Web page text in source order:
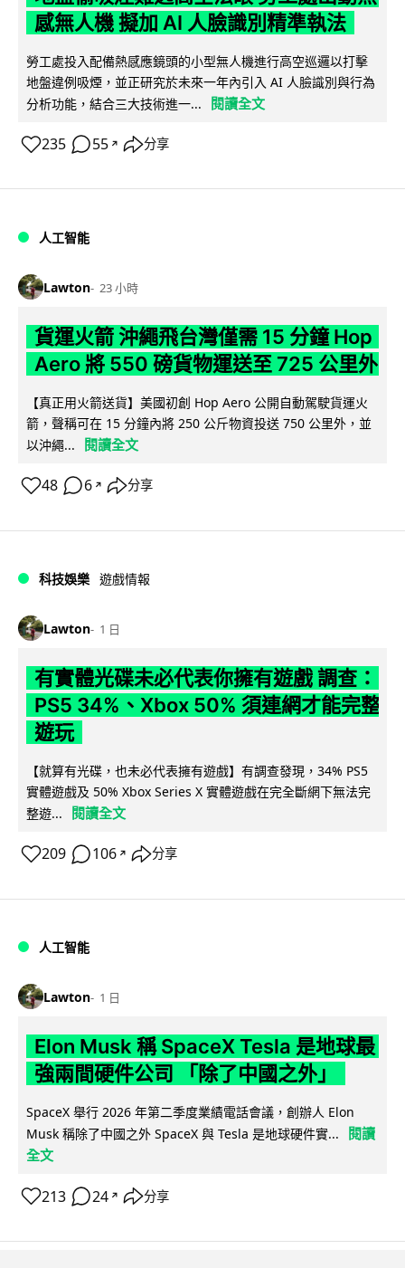
感無人機 擬加 AI 人臉識別精準執法
勞工處投入配備熱感應鏡頭的小型無人機進行高空巡邏以打擊
地盤違例吸煙，並正研究於未來一年內引入 AI 人臉識別與行為
分析功能，結合三大技術進一...
閱讀全文
235 55 ↗ 分享
人工智能
Lawton 23 小時
貨運火箭 沖繩飛台灣僅需 15 分鐘 Hop
Aero 將 550 磅貨物運送至 725 公里外
【真正用火箭送貨】美國初創 Hop Aero 公開自動駕駛貨運火
箭，聲稱可在 15 分鐘內將 250 公斤物資投送 750 公里外，並
以沖繩...
閱讀全文
48 6 ↗ 分享
科技娛樂 遊戲情報
Lawton 1 日
有實體光碟未必代表你擁有遊戲 調查：
PS5 34%、Xbox 50% 須連網才能完整
遊玩
【就算有光碟，也未必代表擁有遊戲】有調查發現，34% PS5
實體遊戲及 50% Xbox Series X 實體遊戲在完全斷網下無法完
整遊...
閱讀全文
209 106 ↗ 分享
人工智能
Lawton 1 日
Elon Musk 稱 SpaceX Tesla 是地球最
強兩間硬件公司 「除了中國之外」
SpaceX 舉行 2026 年第二季度業績電話會議，創辦人 Elon
Musk 稱除了中國之外 SpaceX 與 Tesla 是地球硬件實...
閱讀
全文
213 24 ↗ 分享